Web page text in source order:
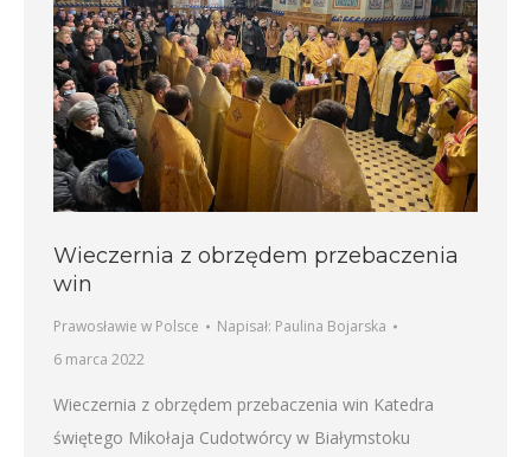
Wieczernia z obrzędem przebaczenia
win
Prawosławie w Polsce Napisał: Paulina Bojarska
6 marca 2022
Wieczernia z obrzędem przebaczenia win Katedra
świętego Mikołaja Cudotwórcy w Białymstoku